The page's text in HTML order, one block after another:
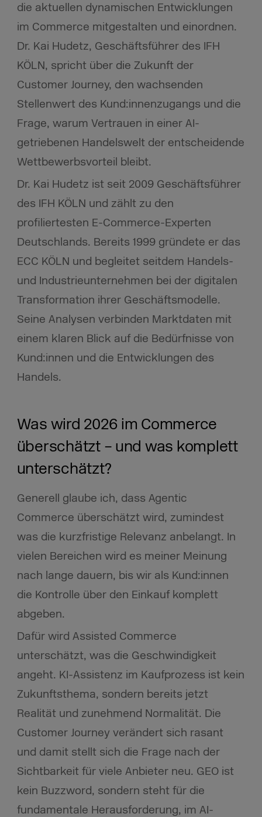
die aktuellen dynamischen Entwicklungen
im Commerce mitgestalten und einordnen.
Dr. Kai Hudetz, Geschäftsführer des IFH
KÖLN, spricht über die Zukunft der
Customer Journey, den wachsenden
Stellenwert des Kund:innenzugangs und die
Frage, warum Vertrauen in einer AI-
getriebenen Handelswelt der entscheidende
Wettbewerbsvorteil bleibt.
Dr. Kai Hudetz ist seit 2009 Geschäftsführer
des IFH KÖLN und zählt zu den
profiliertesten E-Commerce-Experten
Deutschlands. Bereits 1999 gründete er das
ECC KÖLN und begleitet seitdem Handels-
und Industrieunternehmen bei der digitalen
Transformation ihrer Geschäftsmodelle.
Seine Analysen verbinden Marktdaten mit
einem klaren Blick auf die Bedürfnisse von
Kund:innen und die Entwicklungen des
Handels.
Was wird 2026 im Commerce
überschätzt – und was komplett
unterschätzt?
Generell glaube ich, dass Agentic
Commerce überschätzt wird, zumindest
was die kurzfristige Relevanz anbelangt. In
vielen Bereichen wird es meiner Meinung
nach lange dauern, bis wir als Kund:innen
die Kontrolle über den Einkauf komplett
abgeben.
Dafür wird Assisted Commerce
unterschätzt, was die Geschwindigkeit
angeht. KI-Assistenz im Kaufprozess ist kein
Zukunftsthema, sondern bereits jetzt
Realität und zunehmend Normalität. Die
Customer Journey verändert sich rasant
und damit stellt sich die Frage nach der
Sichtbarkeit für viele Anbieter neu. GEO ist
kein Buzzword, sondern steht für die
fundamentale Herausforderung, im AI-